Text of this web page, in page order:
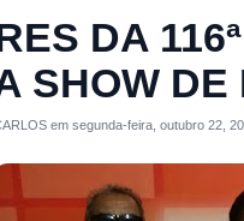
DA
SHOW DE
em segunda-feira, outubro 22,